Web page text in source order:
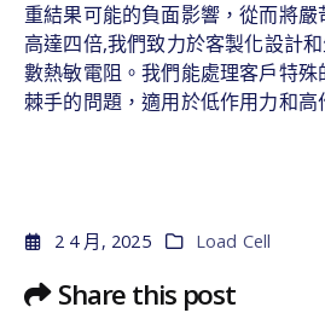
重結果可能的負面影響，從而將
高達四倍,我們致力於客製化設計
數熱敏電阻。我們能處理客戶特
棘手的問題，適用於低作用力和高
2 4 月, 2025 Load Cell
Share this post